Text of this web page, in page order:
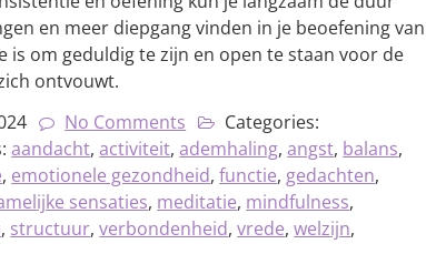
en meer diepgang vinden in je beoefening van
is om geduldig te zijn en open te staan voor de
ontvouwt.
No Comments
Categories:
aandacht,activiteit,ademhaling,angst, balans,
, emotionele gezondheid,functie, gedachten,
sensaties, meditatie, mindfulness,
, structuur,verbondenheid,vrede,welzijn,